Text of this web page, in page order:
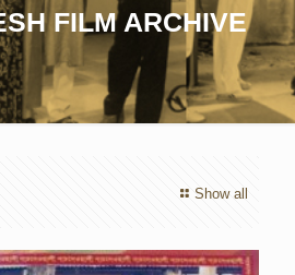
FILM ARCHIVE
Show all